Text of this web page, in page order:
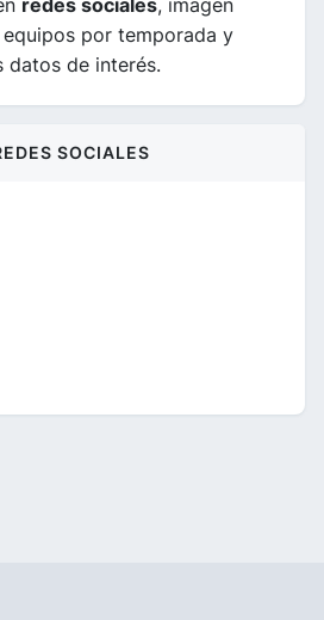
por temporada y
datos de interés.
SOCIALES